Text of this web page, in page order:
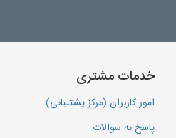
خدمات مشتری
امور کاربران (مرکز پشتیبانی)
پاسخ به سوالات